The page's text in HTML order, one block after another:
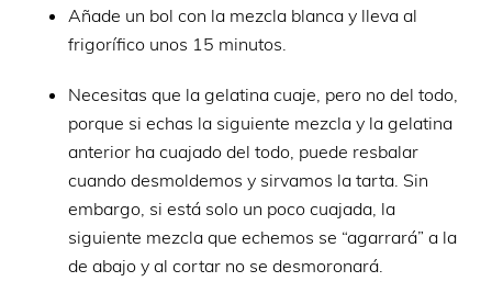
Añade un bol con la mezcla blanca y lleva al
frigorífico unos 15 minutos.
Necesitas que la gelatina cuaje, pero no del todo,
porque si echas la siguiente mezcla y la gelatina
anterior ha cuajado del todo, puede resbalar
cuando desmoldemos y sirvamos la tarta. Sin
embargo, si está solo un poco cuajada, la
siguiente mezcla que echemos se “agarrará” a la
de abajo y al cortar no se desmoronará.